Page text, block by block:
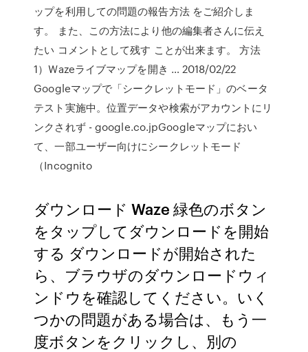
ップを利用しての問題の報告方法 をご紹介しま
す。 また、この方法により他の編集者さんに伝え
たい コメントとして残す ことが出来ます。 方法
1）Wazeライブマップを開き … 2018/02/22
Googleマップで「シークレットモード」のベータ
テスト実施中。位置データや検索がアカウントにリ
ンクされず - google.co.jpGoogleマップにおい
て、一部ユーザー向けにシークレットモード
（Incognito
ダウンロード Waze 緑色のボタン
をタップしてダウンロードを開始
する ダウンロードが開始された
ら、ブラウザのダウンロードウィ
ンドウを確認してください。いく
つかの問題がある場合は、もう一
度ボタンをクリックし、別の